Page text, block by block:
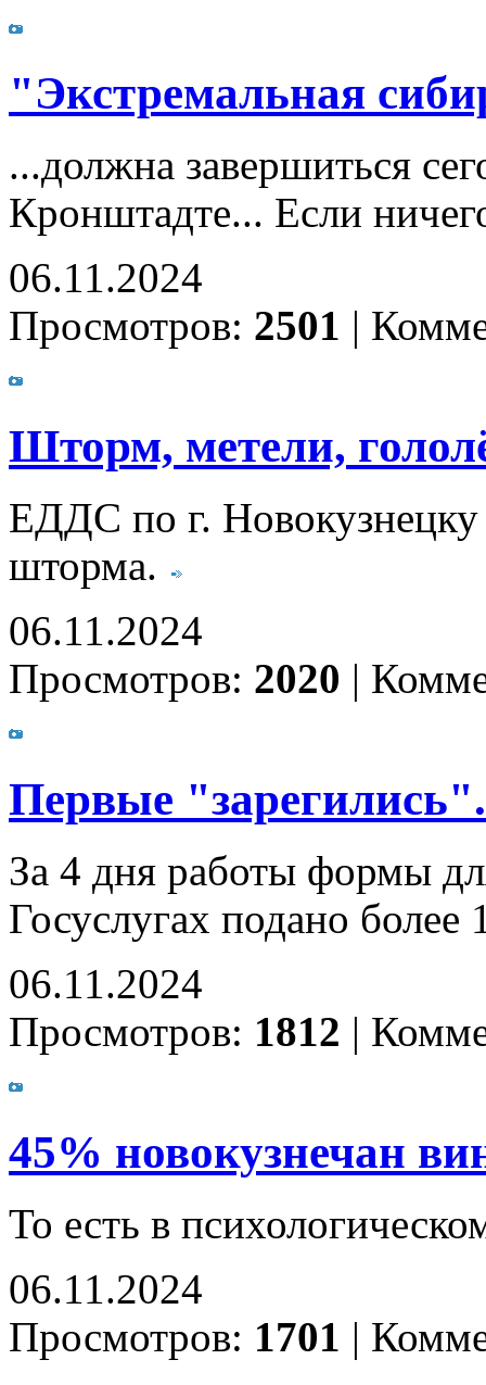
"Экстремальная
...должна завершиться
Кронштадте... Если
06.11.2024
Просмотров: 2501 |
Шторм, метели,
ЕДДС по г.
шторма.
06.11.2024
Просмотров: 2020 |
Первые
За 4 дня работы формы
Госуслугах подано
06.11.2024
Просмотров: 1812 |
45% новокузнечан
То есть в
06.11.2024
Просмотров: 1701 |